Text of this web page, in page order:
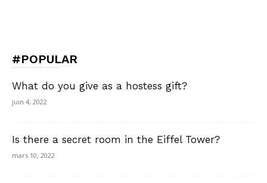
#POPULAR
What do you give as a hostess gift?
juin 4, 2022
Is there a secret room in the Eiffel Tower?
mars 10, 2022